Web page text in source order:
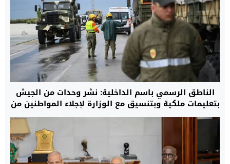
الناطق الرسمي باسم الداخلية: نشر وحدات من الجيش
بتعليمات ملكية وبتنسيق مع الوزارة لإجلاء المواطنين من
مناطق الفيضانات.. والعملية شملت أكثر من 108 آلاف